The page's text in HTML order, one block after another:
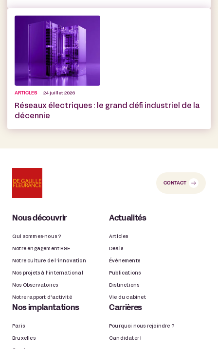
ARTICLES 24 juillet 2026
Réseaux électriques : le grand défi industriel de la
décennie
CONTACT
Nous découvrir
Qui sommes-nous ?
Notre engagement RSE
Notre culture de l’innovation
Nos projets à l’international
Nos Observatoires
Notre rapport d’activité
Actualités
Articles
Deals
Évènements
Publications
Distinctions
Vie du cabinet
Nos implantations
Paris
Bruxelles
Carrières
Pourquoi nous rejoindre ?
Candidater !